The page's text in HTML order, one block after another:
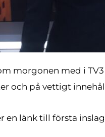
morgonen med i
och på vettigt
en länk till första